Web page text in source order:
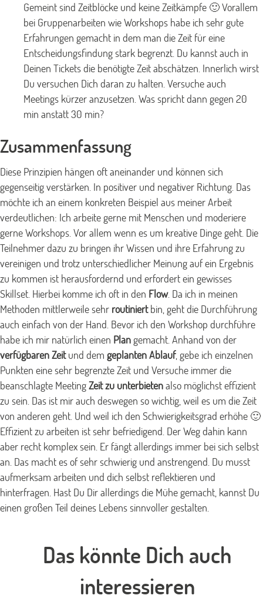
Gemeint sind Zeitblöcke und keine Zeitkämpfe 🙂 Vorallem
bei Gruppenarbeiten wie Workshops habe ich sehr gute
Erfahrungen gemacht in dem man die Zeit für eine
Entscheidungsfindung stark begrenzt. Du kannst auch in
Deinen Tickets die benötigte Zeit abschätzen. Innerlich wirst
Du versuchen Dich daran zu halten. Versuche auch
Meetings kürzer anzusetzen. Was spricht dann gegen 20
min anstatt 30 min?
Zusammenfassung
Diese Prinzipien hängen oft aneinander und können sich
gegenseitig verstärken. In positiver und negativer Richtung. Das
möchte ich an einem konkreten Beispiel aus meiner Arbeit
verdeutlichen: Ich arbeite gerne mit Menschen und moderiere
gerne Workshops. Vor allem wenn es um kreative Dinge geht. Die
Teilnehmer dazu zu bringen ihr Wissen und ihre Erfahrung zu
vereinigen und trotz unterschiedlicher Meinung auf ein Ergebnis
zu kommen ist herausfordernd und erfordert ein gewisses
Skillset. Hierbei komme ich oft in den Flow. Da ich in meinen
Methoden mittlerweile sehr routiniertbin, geht die Durchführung
auch einfach von der Hand. Bevor ich den Workshop durchführe
habe ich mir natürlich einen Plan gemacht. Anhand von der
verfügbaren Zeitund dem geplanten Ablauf, gebe ich einzelnen
Punkten eine sehr begrenzte Zeit und Versuche immer die
beanschlagte MeetingZeit zu unterbietenalso möglichst effizient
zu sein. Das ist mir auch deswegen so wichtig, weil es um die Zeit
von anderen geht. Und weil ich den Schwierigkeitsgrad erhöhe 🙂
Effizient zu arbeiten ist sehr befriedigend. Der Weg dahin kann
aber recht komplex sein. Er fängt allerdings immer bei sich selbst
an. Das macht es of sehr schwierig und anstrengend. Du musst
aufmerksam arbeiten und dich selbst reflektieren und
hinterfragen. Hast Du Dir allerdings die Mühe gemacht, kannst Du
einen großen Teil deines Lebens sinnvoller gestalten.
Das könnte Dich auch
interessieren